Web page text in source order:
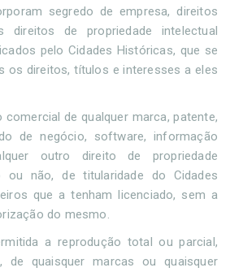
segredo de empresa, direitos
direitos de propriedade intelectual
pelo Cidades Históricas, que se
os direitos, títulos e interesses a eles
de qualquer marca, patente,
de negócio, software, informação
outro direito de propriedade
ou não, de titularidade do Cidades
que a tenham licenciado, sem a
do mesmo.
a reprodução total ou parcial,
de quaisquer marcas ou quaisquer